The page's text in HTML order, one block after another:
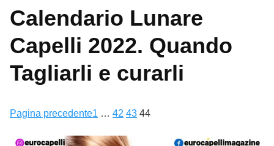
Calendario Lunare
Capelli 2022. Quando
Tagliarli e curarli
Pagina precedente1 … 42 43 44